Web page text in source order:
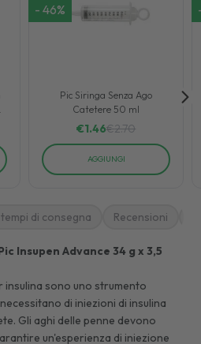
- 46%
Pic Siringa Senza Ago
Catetere 50 ml
€1.46€2.70
AGGIUNGI
di consegna Recensioni
Insupen Advance 34 g x 3,5
insulina sono uno strumento
di iniezioni di insulina
Gli aghi delle penne devono
un'esperienza di iniezione